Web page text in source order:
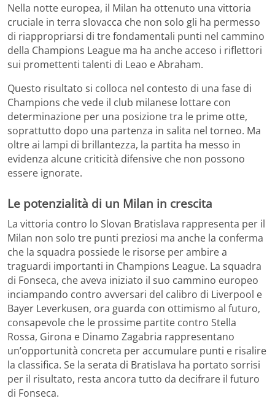
Nella notte europea, il Milan ha ottenuto una vittoria
cruciale in terra slovacca che non solo gli ha permesso
di riappropriarsi di tre fondamentali punti nel cammino
della Champions League ma ha anche acceso i riflettori
sui promettenti talenti di Leao e Abraham.
Questo risultato si colloca nel contesto di una fase di
Champions che vede il club milanese lottare con
determinazione per una posizione tra le prime otte,
soprattutto dopo una partenza in salita nel torneo. Ma
oltre ai lampi di brillantezza, la partita ha messo in
evidenza alcune criticità difensive che non possono
essere ignorate.
Le potenzialità di un Milan in crescita
La vittoria contro lo Slovan Bratislava rappresenta per il
Milan non solo tre punti preziosi ma anche la conferma
che la squadra possiede le risorse per ambire a
traguardi importanti in Champions League. La squadra
di Fonseca, che aveva iniziato il suo cammino europeo
inciampando contro avversari del calibro di Liverpool e
Bayer Leverkusen, ora guarda con ottimismo al futuro,
consapevole che le prossime partite contro Stella
Rossa, Girona e Dinamo Zagabria rappresentano
un’opportunità concreta per accumulare punti e risalire
la classifica. Se la serata di Bratislava ha portato sorrisi
per il risultato, resta ancora tutto da decifrare il futuro
di Fonseca.